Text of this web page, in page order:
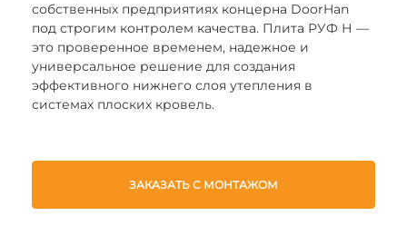
собственных предприятиях концерна DoorHan
под строгим контролем качества. Плита РУФ Н —
это проверенное временем, надежное и
универсальное решение для создания
эффективного нижнего слоя утепления в
системах плоских кровель.
ЗАКАЗАТЬ С МОНТАЖОМ